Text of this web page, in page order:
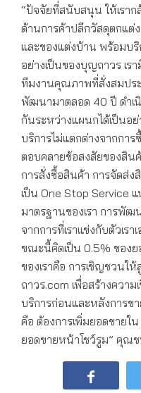
“ปัจจัยที่สนับสนุน ให้เราก
ด้านการค้าปลีกวัสดุตกแต่
และของแต่งบ้าน พร้อมบ
อย่างเป็นของบุญถาวร เร
ทีมงานคุณภาพที่สั่งสมปร
พัฒนามาตลอด 40 ปี ดำเ
กันระหว่างแผนกได้เป็นอย่
บริการไม่แตกต่างจากกา
ตอบคลายข้อสงสัยของสิน
การสั่งซื้อสินค้า การจัดส่ง
เป็น One Stop Service
มาตรฐานของเรา การพั
จากการที่เราแข่งกับตัวเร
ขณะนี้คิดเป็น 0.5% ของย
ของเราคือ การเชิญชวน
ถาวร.com เพื่อสร้างควา
บริการก่อนและหลังการข
คือ ต้องการเพิ่มยอดขายใ
ยอดขายหน้าโชว์รูม” คุณ